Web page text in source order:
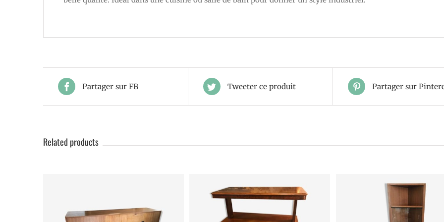
Partager sur FB Tweeter ce produit Partager sur
Related products